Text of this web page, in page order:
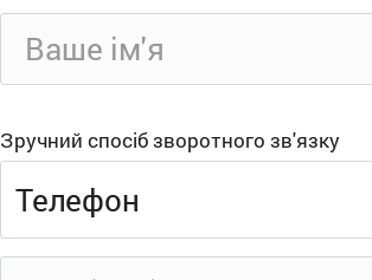
Зручний спосіб зворотного зв'язку